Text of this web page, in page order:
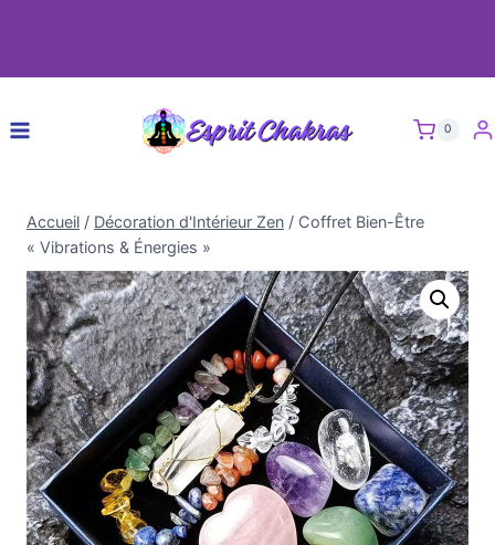
0
Accueil / Décoration d'Intérieur Zen / Coffret Bien-Être
« Vibrations & Énergies »